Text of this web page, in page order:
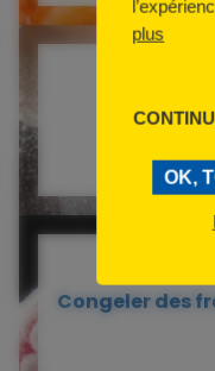
Faire
Congeler des
plus
OK,